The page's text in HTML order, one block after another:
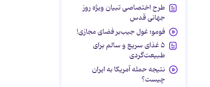
طرح اختصاصی تبیان ویژه روز
جهانی قدس
فومو؛ غول جیب‌بر فضای مجازی!
۵ غذای سریع و سالم برای
طبیعت‌گردی
نتیجه حمله آمریکا به ایران
چیست؟